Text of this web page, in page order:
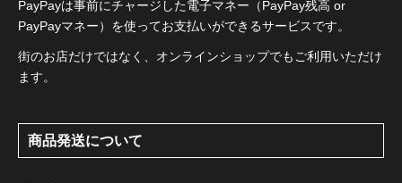
PayPayは事前にチャージした電子マネー（PayPay残高 or
PayPayマネー）を使ってお支払いができるサービスです。
街のお店だけではなく、オンラインショップでもご利用いただけ
ます。
商品発送について